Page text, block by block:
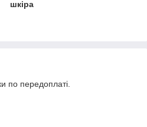
шкіра
по передоплаті.